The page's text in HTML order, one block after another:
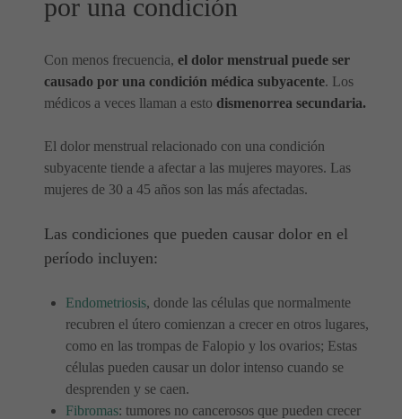
por una condición
Con menos frecuencia, el dolor menstrual puede ser
causado por una condición médica subyacente. Los
médicos a veces llaman a esto dismenorrea secundaria.
El dolor menstrual relacionado con una condición
subyacente tiende a afectar a las mujeres mayores. Las
mujeres de 30 a 45 años son las más afectadas.
Las condiciones que pueden causar dolor en el
período incluyen:
Endometriosis, donde las células que normalmente
recubren el útero comienzan a crecer en otros lugares,
como en las trompas de Falopio y los ovarios; Estas
células pueden causar un dolor intenso cuando se
desprenden y se caen.
Fibromas: tumores no cancerosos que pueden crecer